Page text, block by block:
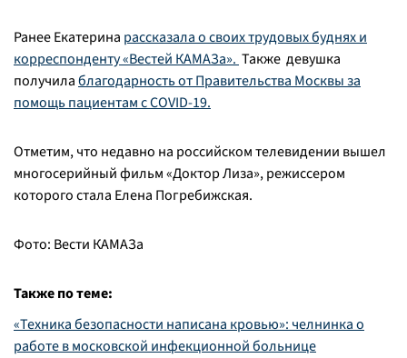
Ранее Екатерина рассказала о своих трудовых буднях и
корреспонденту «Вестей КАМАЗа». Также девушка
получилаблагодарность от Правительства Москвы за
помощь пациентам с COVID-19.
Отметим, что недавно на российском телевидении вышел
многосерийный фильм «Доктор Лиза», режиссером
которого стала Елена Погребижская.
Фото: Вести КАМАЗа
Также по теме:
«Техника безопасности написана кровью»: челнинка о
работе в московской инфекционной больнице